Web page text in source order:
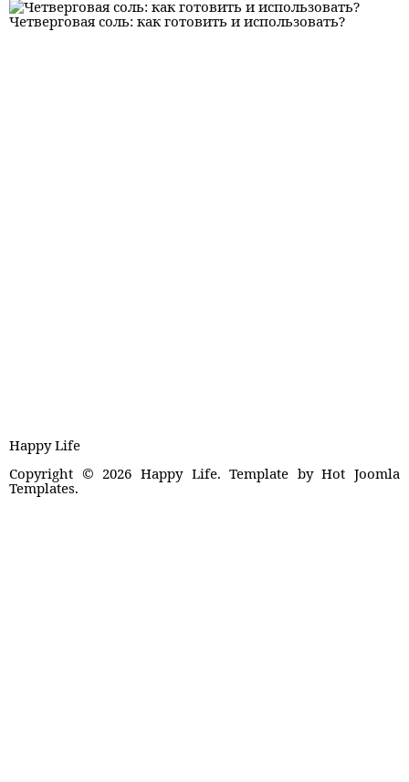
Четверговая соль: как готовить и использовать?
Happy Life
Copyright © 2026 Happy Life. Template by Hot Joomla
Templates.